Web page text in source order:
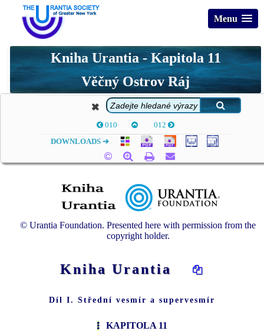
Menu
Kniha Urantia - Kapitola 11
Věčný Ostrov Ráj
010 012
DOWNLOADS ➔
© Urantia Foundation. Presented here with permission from the
copyright holder.
Kniha Urantia
Díl I. Střední vesmír a supervesmír
KAPITOLA 11